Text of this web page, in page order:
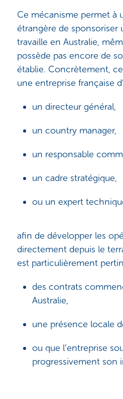
Ce mécanisme permet à
étrangère de sponsoriser
travaille en Australie,
possède pas encore de
établie. Concrètement,
une entreprise française
un directeur général,
un country manager,
un responsable
un cadre stratégique,
ou un expert
afin de développer les
directement depuis le
est particulièrement
des contrats
Australie,
une présence locale
ou que l’entreprise
progressivement son